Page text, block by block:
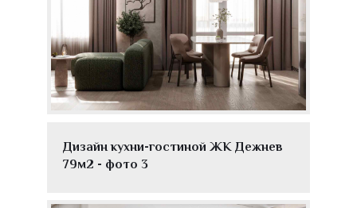
Дизайн кухни-гостиной ЖК Дежнев
79м2 - фото 3